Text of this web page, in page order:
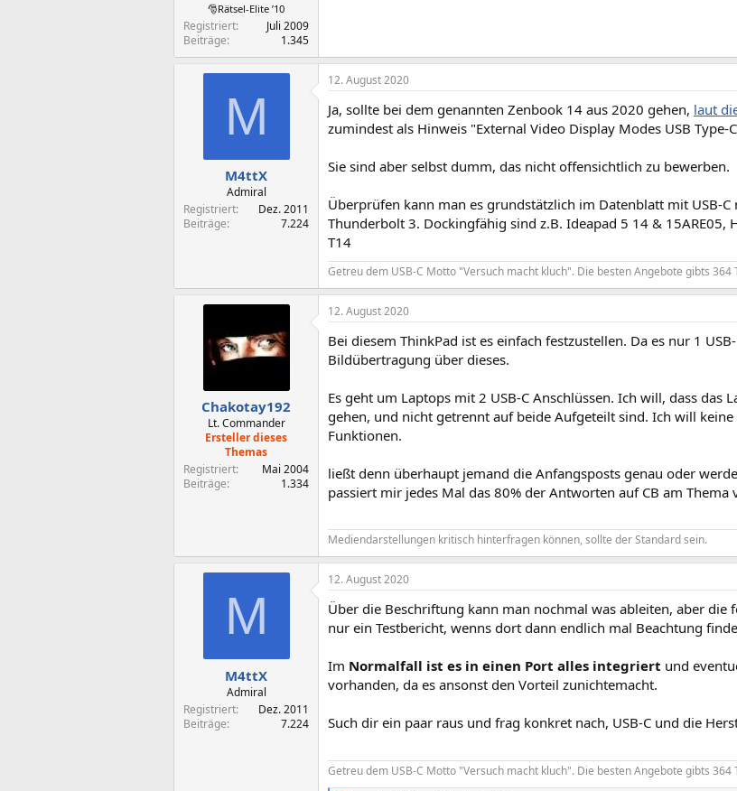
🎅Rätsel-Elite ’10
Registriert
Juli 2009
Beiträge
1.345
M
M4ttX
Admiral
Registriert
Dez. 2011
Beiträge
7.224
12. August 2020
Ja, sollte bei dem genannten Zenbook 14 aus 2020 gehen, laut
zumindest als Hinweis "External Video Display Modes USB
Sie sind aber selbst dumm, das nicht offensichtlich zu bewerben.
Überprüfen kann man es grundstätzlich im Datenblatt mit USB-
Thunderbolt 3. Dockingfähig sind z.B. Ideapad 5 14 & 15ARE05,
T14
Getreu dem USB-C Motto "Versuch macht kluch". Die besten Angebote gibts
Chakotay192
Lt. Commander
Ersteller dieses
Themas
Registriert
Mai 2004
Beiträge
1.334
12. August 2020
Bei diesem ThinkPad ist es einfach festzustellen. Da es nur 1
Bildübertragung über dieses.
Es geht um Laptops mit 2 USB-C Anschlüssen. Ich will, dass das
gehen, und nicht getrennt auf beide Aufgeteilt sind. Ich will
Funktionen.
ließt denn überhaupt jemand die Anfangsposts genau oder
passiert mir jedes Mal das 80% der Antworten auf CB am Thema
Mediendarstellungen kritisch hinterfragen können, sollte der Standard sein.
M
M4ttX
Admiral
Registriert
Dez. 2011
Beiträge
7.224
12. August 2020
Über die Beschriftung kann man nochmal was ableiten, aber
nur ein Testbericht, wenns dort dann endlich mal Beachtung
Im Normalfall ist es in einen Port alles integriert und
vorhanden, da es ansonst den Vorteil zunichtemacht.
Such dir ein paar raus und frag konkret nach, USB-C und die
Getreu dem USB-C Motto "Versuch macht kluch". Die besten Angebote gibts